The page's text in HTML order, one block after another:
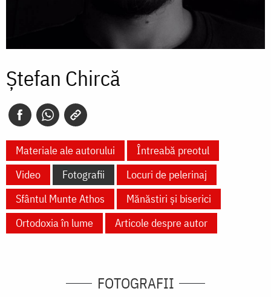
Ștefan Chircă
Materiale ale autorului
Întreabă preotul
Video
Fotografii
Locuri de pelerinaj
Sfântul Munte Athos
Mănăstiri și biserici
Ortodoxia în lume
Articole despre autor
FOTOGRAFII